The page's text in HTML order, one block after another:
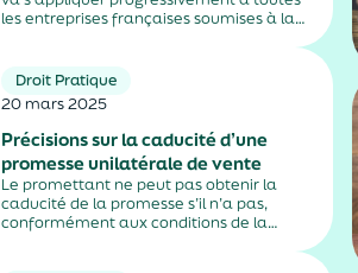
les entreprises françaises soumises à la
2026 puis une montée en charge en 2027,
selon la nature de leur activité. Un
calendrier qui...
Droit Pratique
20 mars 2025
Précisions sur la caducité d’une
promesse unilatérale de vente
Le promettant ne peut pas obtenir la
caducité de la promesse s’il n’a pas,
conformément aux conditions de la